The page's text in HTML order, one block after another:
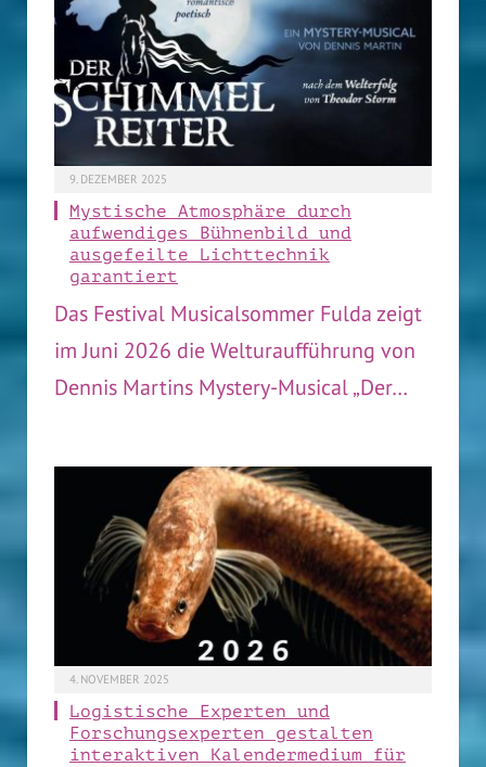
9. DEZEMBER 2025
Mystische Atmosphäre durch
aufwendiges Bühnenbild und
ausgefeilte Lichttechnik
garantiert
Das Festival Musicalsommer Fulda zeigt
im Juni 2026 die Welturaufführung von
Dennis Martins Mystery-Musical „Der…
4. NOVEMBER 2025
Logistische Experten und
Forschungsexperten gestalten
interaktiven Kalendermedium für